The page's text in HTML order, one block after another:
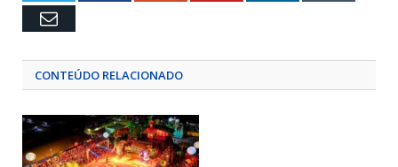
Email
CONTEÚDO RELACIONADO